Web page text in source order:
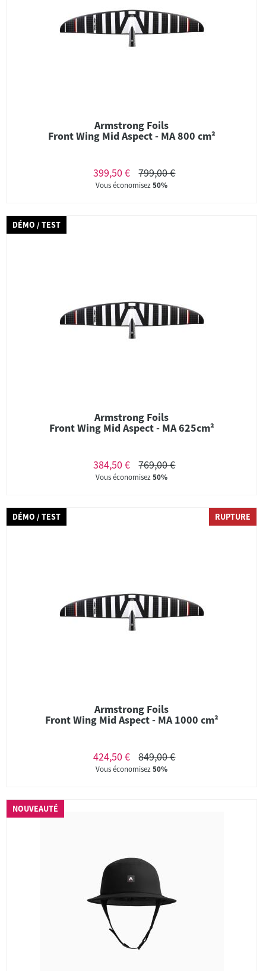
Armstrong Foils
Front Wing Mid Aspect - MA 800 cm²
399,50 € 799,00 €
Vous économisez50%
DÉMO / TEST
Armstrong Foils
Front Wing Mid Aspect - MA 625cm²
384,50 € 769,00 €
Vous économisez50%
DÉMO / TEST RUPTURE
Armstrong Foils
Front Wing Mid Aspect - MA 1000 cm²
424,50 € 849,00 €
Vous économisez50%
NOUVEAUTÉ